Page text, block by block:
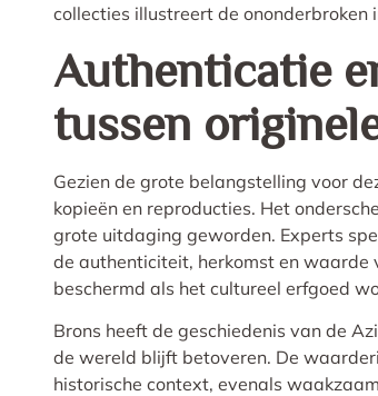
collecties illustreert de
Authenticatie
tussen
Gezien de grote belangstelling voor
kopieën en reproducties. Het
grote uitdaging geworden. Experts
de authenticiteit, herkomst en
beschermd als het cultureel erfgoed
Brons heeft de geschiedenis van de
de wereld blijft betoveren. De
historische context, evenals